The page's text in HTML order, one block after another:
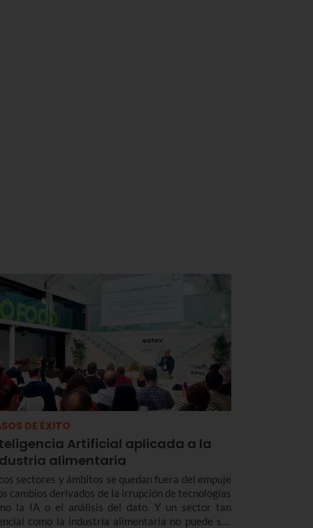
DE ÉXITO
Artificial aplicada a la
alimentaria
sectores y ámbitos se quedan fuera del empuje
cambios derivados de la irrupción de tecnologías
la IA o el análisis del dato. Y un sector tan
como la industria alimentaria no puede ser